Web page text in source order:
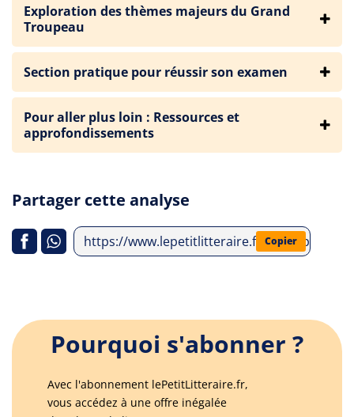
Exploration des thèmes majeurs du Grand
Troupeau
Section pratique pour réussir son examen
Pour aller plus loin : Ressources et
approfondissements
Partager cette analyse
https://www.lepetitlitteraire.fr/index.php/
Copier
Pourquoi s'abonner ?
Avec l'abonnement lePetitLitteraire.fr,
vous accédez à une offre inégalée